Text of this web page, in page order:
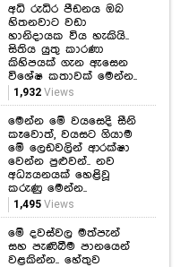
විශේෂ කතාවක් මෙන්න..
1,932Views
මෙන්න මේ වයසෙදි සීනි
කෑවොත්, වයසට ගියාම
මේ ලෙඩවලින් ආරක්ෂා
වෙන්න පුළුවන්.. නව
කරුණු මෙන්න..
1,495Views
මේ දවස්වල මත්පැන්
සහ පැණිබීම පානයෙන්
වළකින්න.. හේතුව
මෙන්න.. සෞඛ්‍ය
ඇඟවීමක්..
1,806Views